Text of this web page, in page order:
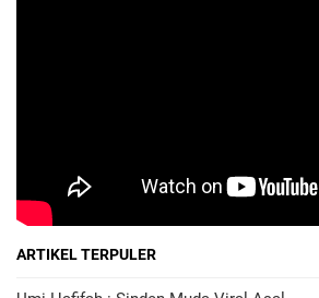
ARTIKEL TERPULER